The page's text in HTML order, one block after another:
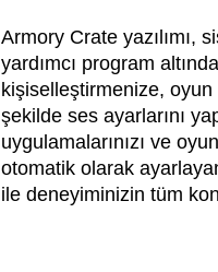
Armory Crate yazılımı,
yardımcı program
kişiselleştirmenize,
şekilde ses ayarlarını
uygulamalarınızı ve
otomatik olarak
ile deneyiminizin tüm